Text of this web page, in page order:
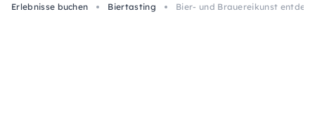
Erlebnisse buchen
Biertasting Bier- und Brauereikunst